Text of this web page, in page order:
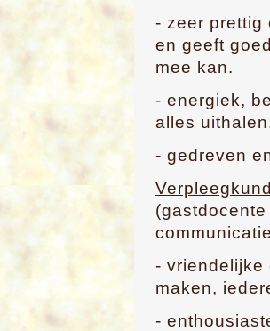
- zeer prettig
en geeft
mee kan.
- energiek,
alles
- gedreven
- vriendelijke
maken,
-